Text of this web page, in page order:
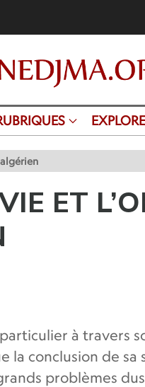
ET
à travers
la conclusion de
problèmes